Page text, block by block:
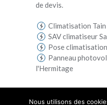
de devis.
Climatisation
SAV climatiseur
Pose
Panneau
l'Hermitage
Nous utilisons des